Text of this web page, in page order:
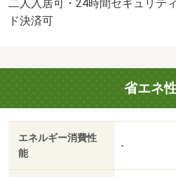
ご紹介可能★ＬＩＮＥ電話やテ
し/水廻り消毒料 27500円
二人入居可・24時間セキュリテ
ド決済可
省エネ
エネルギー消費性
能
-